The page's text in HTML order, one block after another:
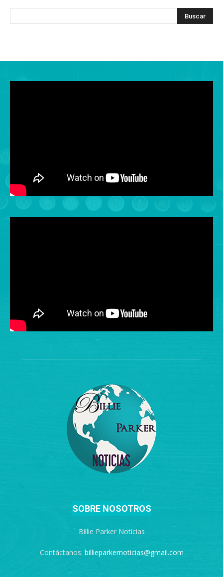
SOBRE NOSOTROS
Billie Parker Noticias
Contáctanos: billieparkernoticias@gmail.com